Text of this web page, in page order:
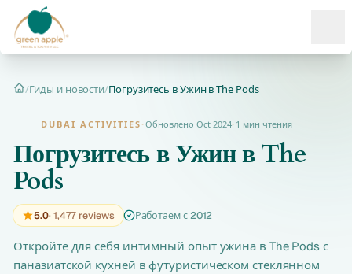
Главная
/Гиды и новости/Погрузитесь в Ужин в The Pods
DUBAI ACTIVITIES · Обновлено Oct 2024· 1 мин чтения
Погрузитесь в Ужин в The
Pods
5.0· 1,477 reviews Работаем с 2012
Откройте для себя интимный опыт ужина в The Pods с
паназиатской кухней в футуристическом стеклянном